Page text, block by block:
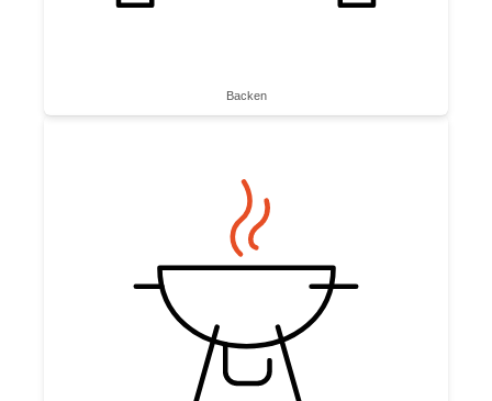
Backen